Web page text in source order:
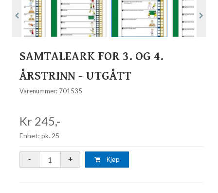
SAMTALEARK FOR 3. OG 4.
ÅRSTRINN - UTGÅTT
Varenummer: 701535
Kr 245,-
Enhet: pk. 25
Kjøp